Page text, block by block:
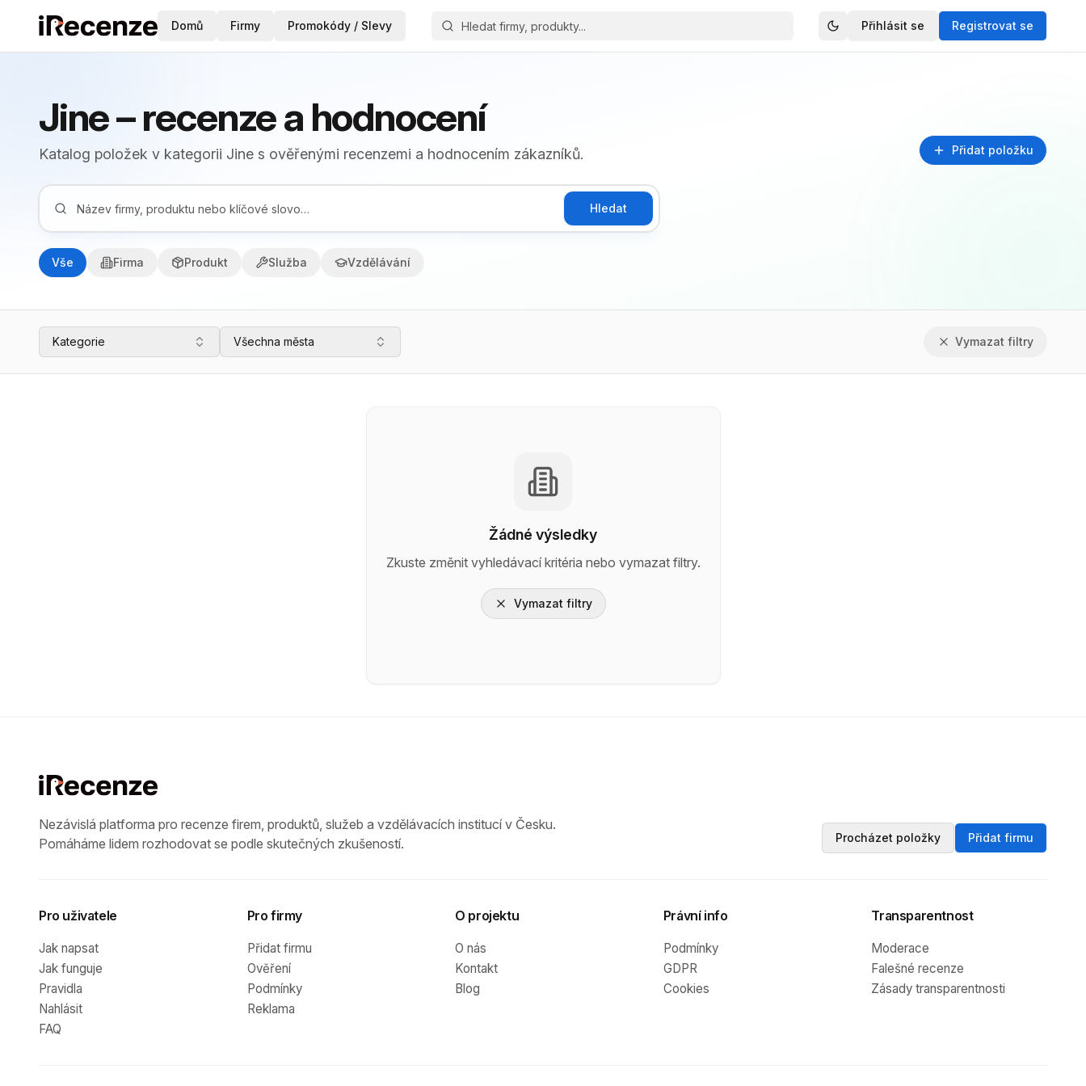
Domů Firmy Promokódy / Slevy Přihlásit se Registrovat se
Jine – recenze a hodnocení
Katalog položek v kategorii Jine s ověřenými recenzemi a hodnocením zákazníků. Přidat položku
Hledat
Vše Firma Produkt Služba Vzdělávání
Kategorie Všechna města Vymazat filtry
Žádné výsledky
Zkuste změnit vyhledávací kritéria nebo vymazat filtry.
Vymazat filtry
Nezávislá platforma pro recenze firem, produktů, služeb a vzdělávacích institucí v Česku.
Pomáháme lidem rozhodovat se podle skutečných zkušeností.
Procházet položky Přidat firmu
Pro uživatele
Jak napsat
Jak funguje
Pravidla
Nahlásit
FAQ
Pro firmy
Přidat firmu
Ověření
Podmínky
Reklama
O projektu
O nás
Kontakt
Blog
Právní info
Podmínky
GDPR
Cookies
Transparentnost
Moderace
Falešné recenze
Zásady transparentnosti